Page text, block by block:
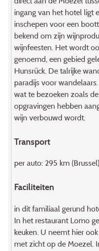
ingang van het hotel ligt
inschepen voor een
bekend om zijn
wijnfeesten. Het wordt
genoemd, een gebied
Hunsrück. De talrijke
paradijs voor
wat te bezoeken zoals
opgravingen hebben
wijn verbouwd wordt.
Transport
per auto: 295 km
Faciliteiten
in dit familiaal gerund
In het restaurant Lomo
keuken. U neemt hier
met zicht op de Moezel.